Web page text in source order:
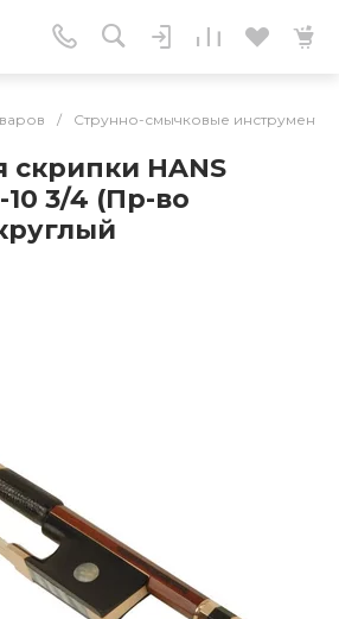
/ Струнно-смычковые инструменты
HANS
10 3/4 (Пр-во